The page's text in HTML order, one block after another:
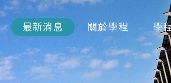
最新消息 關於學程 學